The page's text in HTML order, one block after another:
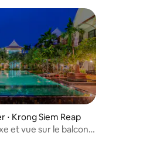
⋅ Krong Siem Reap
et vue sur le balcon +